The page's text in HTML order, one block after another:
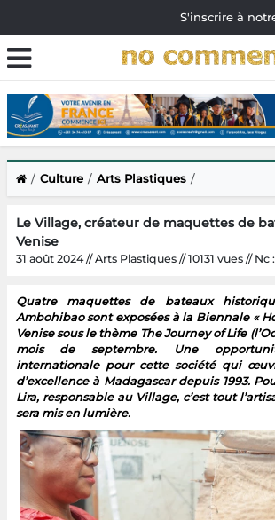
S'inscrire à
Culture Arts Plastiques
Le Village, créateur de maquettes de
Venise
31 août 2024 // Arts Plastiques // 10131 vues // Nc
Quatre maquettes de bateaux
Ambohibao sont exposées à la Biennale «
Venise sous le thème The Journey of Life
mois de septembre. Une
internationale pour cette société qui
d’excellence à Madagascar depuis 1993.
Lira, responsable au Village, c’est tout
sera mis en lumière.